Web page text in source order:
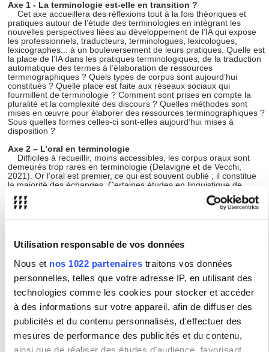
Utilisation responsable de vos données
Nous et nos 1022 partenaires traitons vos données
personnelles, telles que votre adresse IP, en utilisant des
technologies comme les cookies pour stocker et accéder
à des informations sur votre appareil, afin de diffuser des
publicités et du contenu personnalisés, d'effectuer des
mesures de performance des publicités et du contenu,
ainsi que de réaliser des études d’audience, favorisant
Axe 1 - La terminologie est-elle en transition ?
Cet axe accueillera des réflexions tout à la fois théoriques et
pratiques autour de l’étude des terminologies en intégrant les
nouvelles perspectives liées au développement de l’IA qui expose
les professionnels, traducteurs, terminologues, lexicologues,
lexicographes... à un bouleversement de leurs pratiques. Quelle est
la place de l’IA dans les pratiques terminologiques, de la traduction
automatique des termes à l’élaboration de ressources
terminographiques ? Quels types de corpus sont aujourd’hui
constitués ? Quelle place est faite aux réseaux sociaux qui
fourmillent de terminologie ? Comment sont prises en compte la
pluralité et la complexité des discours ? Quelles méthodes sont
mises en œuvre pour élaborer des ressources terminographiques ?
Sous quelles formes celles-ci sont-elles aujourd’hui mises à
disposition ?
Axe 2 – L’oral en terminologie
Difficiles à recueillir, moins accessibles, les corpus oraux sont
demeurés trop rares en terminologie (Delavigne et de Vecchi,
2021). Or l’oral est premier, ce qui est souvent oublié ; il constitue
la majorité des échanges. Certaines études en linguistique de
corpus se sont emparées des questions et des enjeux liés à l’oral
(Grossmann, Krzyżanowska, 2020 ; Tutin, 2020 ; Luodonpää-Mann
et al. 2022) ; en terminologie, quelques travaux ont été menés (par
exemple Gautier et Bach, 2017; Mangiante, 2011). Quelle est
d’enquêtes sont mises en œuvre ? Lorsque l’oral est pris en
compte dans les études terminologiques, comment est-il mobilisé ?
Axe 3 – Terminologie et simplification
Quels que soient les terrains, l’étude des termes est
indissociable de la prise en compte des besoins : descriptions
terminologiques, création de ressources terminographiques, aide à
la traduction, aménagement linguistique, équipement
terminologique, normalisation, politiquelinguistique, documentation,
rédaction technique, management, recommandations pour les
praticiens... Il faut y ajouter aujourd’hui une demande sociale forte
de simplification des écrits à finalité utilitaire. La lisibilité se gagne